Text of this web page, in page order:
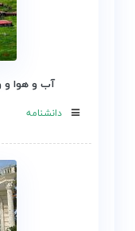
آب و هوا و
دانشنامه